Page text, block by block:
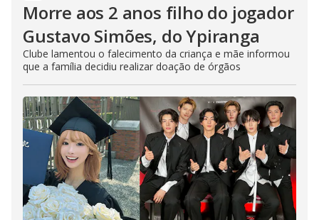
Morre aos 2 anos filho do jogador
Gustavo Simões, do Ypiranga
Clube lamentou o falecimento da criança e mãe informou
que a família decidiu realizar doação de órgãos